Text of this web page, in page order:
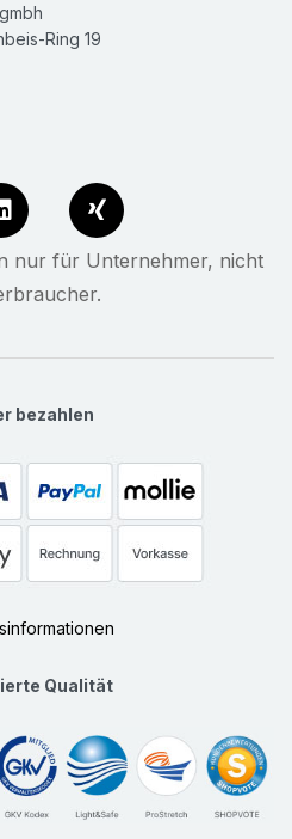
Ring 19
nur für Unternehmer, nicht
bezahlen
Qualität